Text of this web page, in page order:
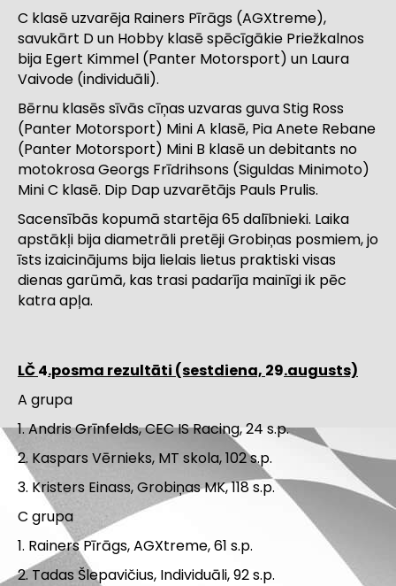
C klasē uzvarēja Rainers Pīrāgs (AGXtreme),
savukārt D un Hobby klasē spēcīgākie Priežkalnos
bija Egert Kimmel (Panter Motorsport) un Laura
Vaivode (individuāli).
Bērnu klasēs sīvās cīņas uzvaras guva Stig Ross
(Panter Motorsport) Mini A klasē, Pia Anete Rebane
(Panter Motorsport) Mini B klasē un debitants no
motokrosa Georgs Frīdrihsons (Siguldas Minimoto)
Mini C klasē. Dip Dap uzvarētājs Pauls Prulis.
Sacensībās kopumā startēja 65 dalībnieki. Laika
apstākļi bija diametrāli pretēji Grobiņas posmiem, jo
īsts izaicinājums bija lielais lietus praktiski visas
dienas garūmā, kas trasi padarīja mainīgi ik pēc
katra apļa.
LČ4.posma rezultāti (sestdiena, 29.augusts)
A grupa
1. Andris Grīnfelds, CEC IS Racing, 24 s.p.
2. Kaspars Vērnieks, MT skola, 102 s.p.
3. Kristers Einass, Grobiņas MK, 118 s.p.
C grupa
1. Rainers Pīrāgs, AGXtreme, 61 s.p.
2. Tadas Šlepavičius, Individuāli, 92 s.p.